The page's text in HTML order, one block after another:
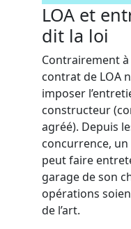
LOA et
dit la loi
Contrairement
contrat de LOA
imposer
constructeur
agréé). Depuis
concurrence,
peut faire
garage de son
opérations
de l’art.